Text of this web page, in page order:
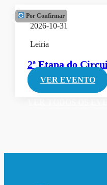
Por Confirmar
2026-10-31
Leiria
2ª Etapa do
VER EVENTO